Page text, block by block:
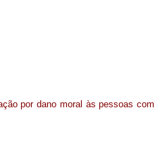
por dano moral às pessoas com